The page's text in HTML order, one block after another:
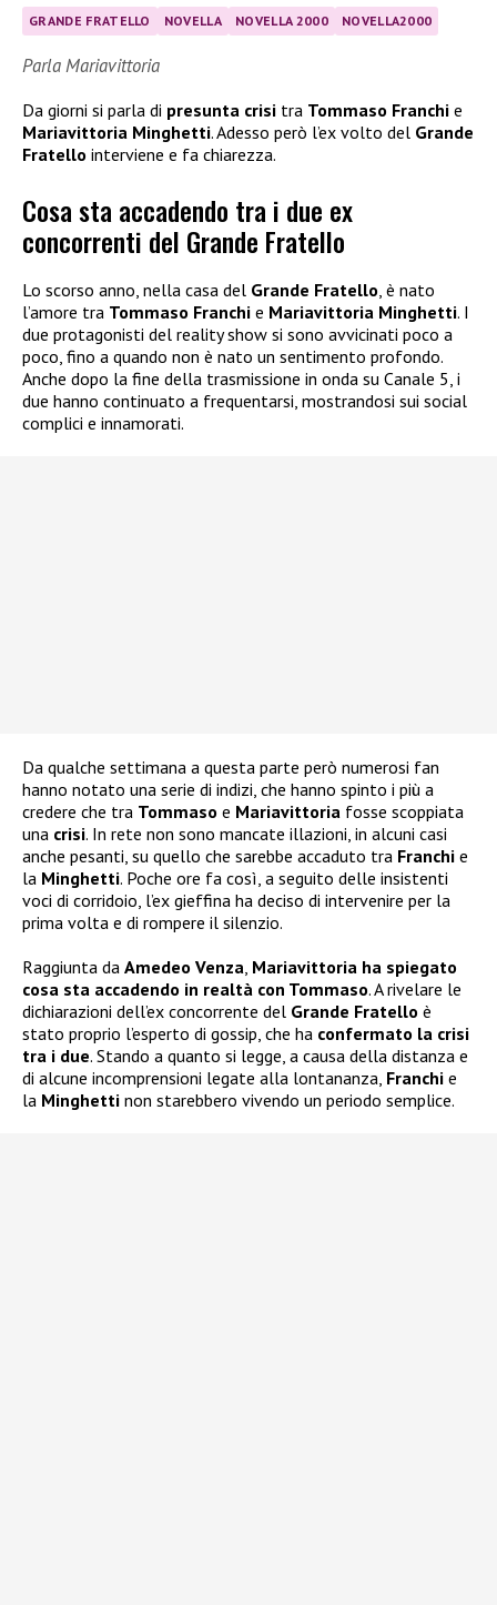
GRANDE FRATELLO NOVELLA NOVELLA 2000 NOVELLA2000
Parla Mariavittoria
Da giorni si parla di presunta crisi tra Tommaso Franchi e
Mariavittoria Minghetti. Adesso però l’ex volto del Grande
Fratello interviene e fa chiarezza.
Cosa sta accadendo tra i due ex
concorrenti del Grande Fratello
Lo scorso anno, nella casa del Grande Fratello, è nato
l’amore tra Tommaso Franchi e Mariavittoria Minghetti. I
due protagonisti del reality show si sono avvicinati poco a
poco, fino a quando non è nato un sentimento profondo.
Anche dopo la fine della trasmissione in onda su Canale 5, i
due hanno continuato a frequentarsi, mostrandosi sui social
complici e innamorati.
Da qualche settimana a questa parte però numerosi fan
hanno notato una serie di indizi, che hanno spinto i più a
credere che tra Tommaso e Mariavittoria fosse scoppiata
una crisi. In rete non sono mancate illazioni, in alcuni casi
anche pesanti, su quello che sarebbe accaduto tra Franchi e
la Minghetti. Poche ore fa così, a seguito delle insistenti
voci di corridoio, l’ex gieffina ha deciso di intervenire per la
prima volta e di rompere il silenzio.
Raggiunta da Amedeo Venza, Mariavittoria ha spiegato
cosa sta accadendo in realtà con Tommaso. A rivelare le
dichiarazioni dell’ex concorrente del Grande Fratello è
stato proprio l’esperto di gossip, che ha confermato la crisi
tra i due. Stando a quanto si legge, a causa della distanza e
di alcune incomprensioni legate alla lontananza, Franchi e
la Minghetti non starebbero vivendo un periodo semplice.